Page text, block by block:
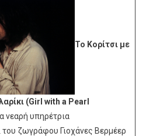
Το Κορίτσι με
(Girl with a Pearl
νεαρή υπηρέτρια
ζωγράφου Γιοχάνες Βερμέερ